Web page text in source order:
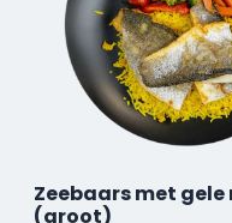
Zeebaars met
(groot)